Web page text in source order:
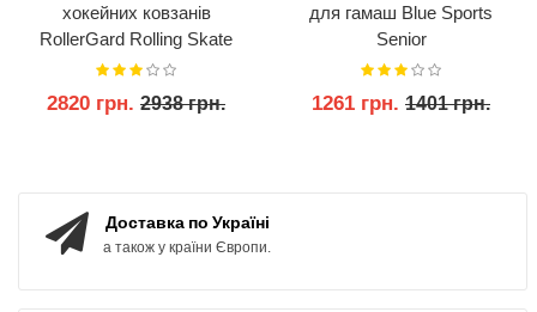
хокейних ковзанів
RollerGard Rolling Skate
Guards
2820 грн. 2938 грн.
для гамаш Blue Sports
Senior
1261 грн. 1401 грн.
Доставка по Україні
а також у країни Європи.